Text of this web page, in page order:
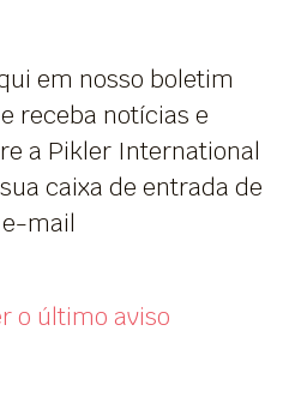
em nosso boletim
receba notícias e
a Pikler International
caixa de entrada de
e-mail
o último aviso